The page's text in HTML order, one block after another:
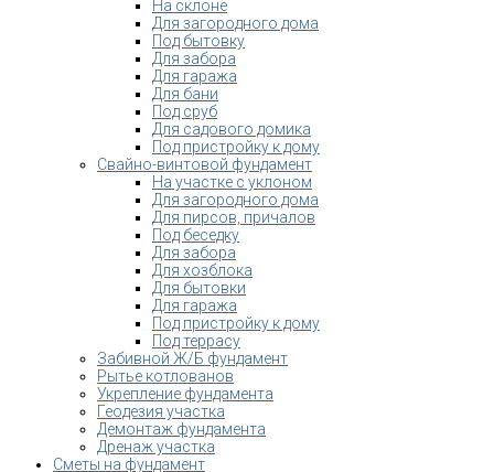
На склоне
Для загородного дома
Под бытовку
Для забора
Для гаража
Для бани
Под сруб
Для садового домика
Под пристройку к дому
Свайно-винтовой фундамент
На участке с уклоном
Для загородного дома
Для пирсов, причалов
Под беседку
Для забора
Для хозблока
Для бытовки
Для гаража
Под пристройку к дому
Под террасу
Забивной Ж/Б фундамент
Рытье котлованов
Укрепление фундамента
Геодезия участка
Демонтаж фундамента
Дренаж участка
Сметы на фундамент